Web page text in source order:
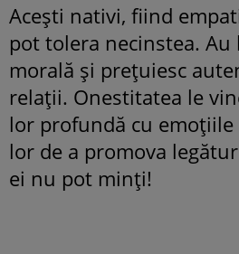
Acești nativi, fiind
pot tolera necinstea.
morală și prețuiesc
relații. Onestitatea le
lor profundă cu
lor de a promova
ei nu pot minți!